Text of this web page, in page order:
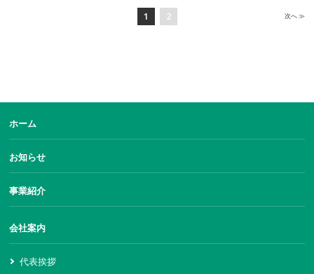
1 2 次へ ≫
ホーム
お知らせ
事業紹介
会社案内
代表挨拶